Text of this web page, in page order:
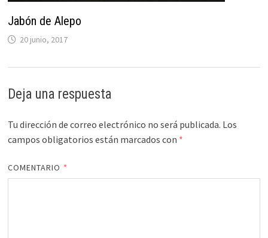
Jabón de Alepo
20 junio, 2017
Deja una respuesta
Tu dirección de correo electrónico no será publicada. Los
campos obligatorios están marcados con *
COMENTARIO *